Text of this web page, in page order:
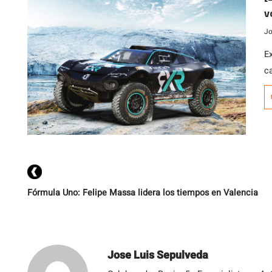
Fórmula Uno: Felipe Massa lidera los tiempos en Valencia
Jose Luis Sepulveda